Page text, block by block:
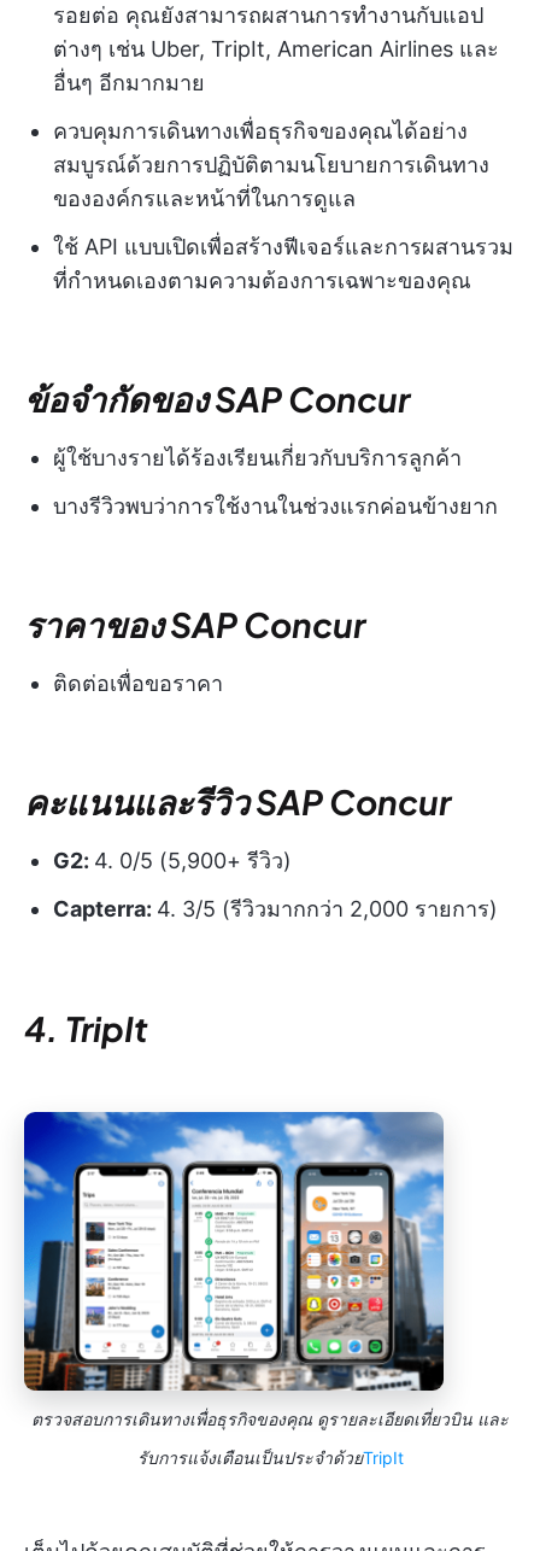
รอยต่อ คุณยังสามารถผสานการทำงานกับแอป
ต่างๆ เช่น Uber, TripIt, American Airlines และ
อื่นๆ อีกมากมาย
ควบคุมการเดินทางเพื่อธุรกิจของคุณได้อย่าง
สมบูรณ์ด้วยการปฏิบัติตามนโยบายการเดินทาง
ขององค์กรและหน้าที่ในการดูแล
ใช้ API แบบเปิดเพื่อสร้างฟีเจอร์และการผสานรวม
ที่กำหนดเองตามความต้องการเฉพาะของคุณ
ข้อจำกัดของ SAP Concur
ผู้ใช้บางรายได้ร้องเรียนเกี่ยวกับบริการลูกค้า
บางรีวิวพบว่าการใช้งานในช่วงแรกค่อนข้างยาก
ราคาของ SAP Concur
ติดต่อเพื่อขอราคา
คะแนนและรีวิว SAP Concur
G2: 4. 0/5 (5,900+ รีวิว)
Capterra: 4. 3/5 (รีวิวมากกว่า 2,000 รายการ)
4. TripIt
ตรวจสอบการเดินทางเพื่อธุรกิจของคุณ ดูรายละเอียดเที่ยวบิน และ
รับการแจ้งเตือนเป็นประจำด้วยTripIt